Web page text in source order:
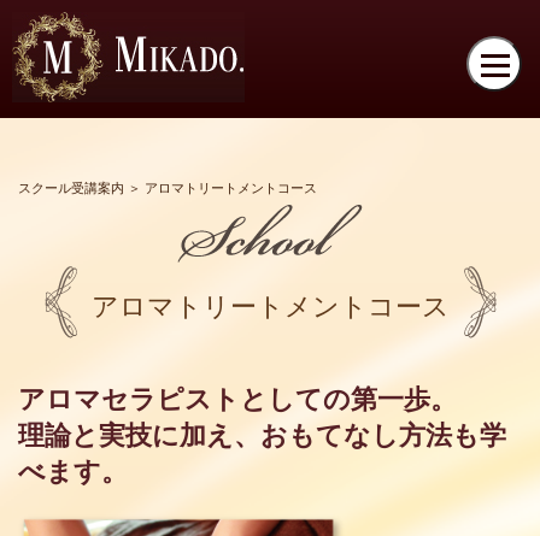
スクール受講案内 ＞ アロマトリートメントコース
アロマトリートメントコース
アロマセラピストとしての第一歩。
理論と実技に加え、おもてなし方法も学
べます。